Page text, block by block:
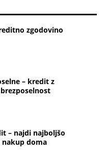
zgodovino
– kredit z
– najdi najboljšo
doma